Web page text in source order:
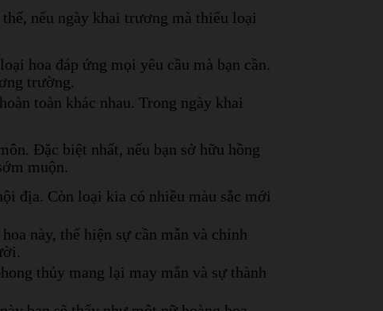
nếu ngày khai trương mà thiếu loại
hoa đáp ứng mọi yêu cầu mà bạn cần.
trường.
toàn khác nhau. Trong ngày khai
Đặc biệt nhất, nếu bạn sở hữu hồng
muộn.
địa. Còn loại kia có nhiều màu sắc mới
này, thể hiện sự cần mẫn và chỉnh
thủy mang lại may mắn và sự thành